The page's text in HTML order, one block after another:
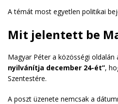
A témát most egyetlen politikai
Mit jelentett be
Magyar Péter a közösségi oldalán
nyilvánítja december 24-ét”,
Szentestére.
A poszt üzenete nemcsak a